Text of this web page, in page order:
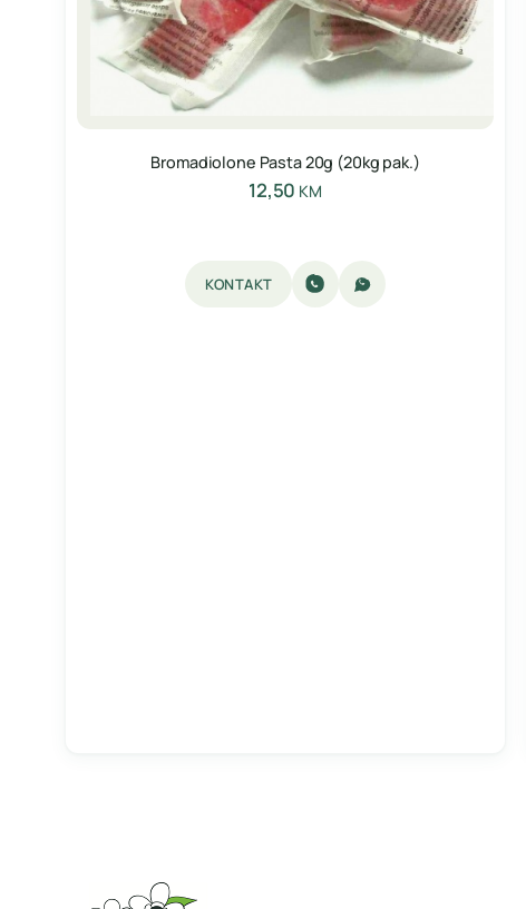
Bromadiolone Pasta 20g (20kg pak.)
12,50 KM
KONTAKT